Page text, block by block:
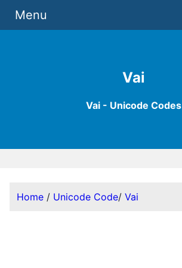
Vai
Vai - Unicode Codes
Menu
Home / Unicode Code/ Vai